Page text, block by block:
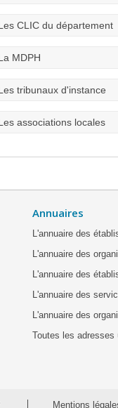
CLIC du département
MDPH
tribunaux d'instance
associations locales
Annuaires
L'annuaire des
L'annuaire des
L'annuaire des
L'annuaire des
L'annuaire des
Toutes les adresses
Mentions